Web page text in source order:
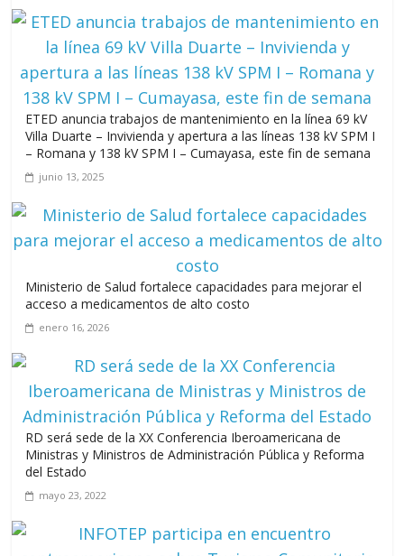
Leonel Fernández y la última oportunidad de los políticos de
carrera
agosto 3, 2026
ETED anuncia trabajos de mantenimiento en la línea 69 kV
Villa Duarte – Invivienda y apertura a las líneas 138 kV SPM I
– Romana y 138 kV SPM I – Cumayasa, este fin de semana
junio 13, 2025
Ministerio de Salud fortalece capacidades para mejorar el
acceso a medicamentos de alto costo
enero 16, 2026
RD será sede de la XX Conferencia Iberoamericana de
Ministras y Ministros de Administración Pública y Reforma
del Estado
mayo 23, 2022